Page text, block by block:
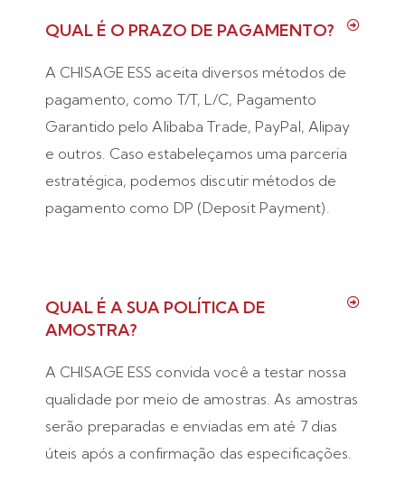
QUAL É O PRAZO DE PAGAMENTO?
A CHISAGE ESS aceita diversos métodos de
pagamento, como T/T, L/C, Pagamento
Garantido pelo Alibaba Trade, PayPal, Alipay
e outros. Caso estabeleçamos uma parceria
estratégica, podemos discutir métodos de
pagamento como DP (Deposit Payment).
QUAL É A SUA POLÍTICA DE
AMOSTRA?
A CHISAGE ESS convida você a testar nossa
qualidade por meio de amostras. As amostras
serão preparadas e enviadas em até 7 dias
úteis após a confirmação das especificações.